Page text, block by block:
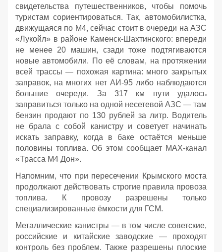
свидетельства путешественников, чтобы помочь
туристам сориентироваться. Так, автомобилистка,
движущаяся по М4, сейчас стоит в очереди на АЗС
«Лукойл» в районе Каменск‑Шахтинского: впереди
не менее 20 машин, сзади тоже подтягиваются
новые автомобили. По её словам, на протяжении
всей трассы — похожая картина: много закрытых
заправок, на многих нет АИ‑95 либо наблюдаются
большие очереди. За 317 км пути удалось
заправиться только на одной несетевой АЗС — там
бензин продают по 130 рублей за литр. Водитель
не брала с собой канистру и советует начинать
искать заправку, когда в баке остаётся меньше
половины топлива. Об этом сообщает МАХ-канал
«Трасса М4 Дон».
Напомним, что при пересечении Крымского моста
продолжают действовать строгие правила провоза
топлива. К провозу разрешены только
специализированные ёмкости для ГСМ.
Металлические канистры — в том числе советские,
российские и китайские заводские — проходят
контроль без проблем. Также разрешены плоские